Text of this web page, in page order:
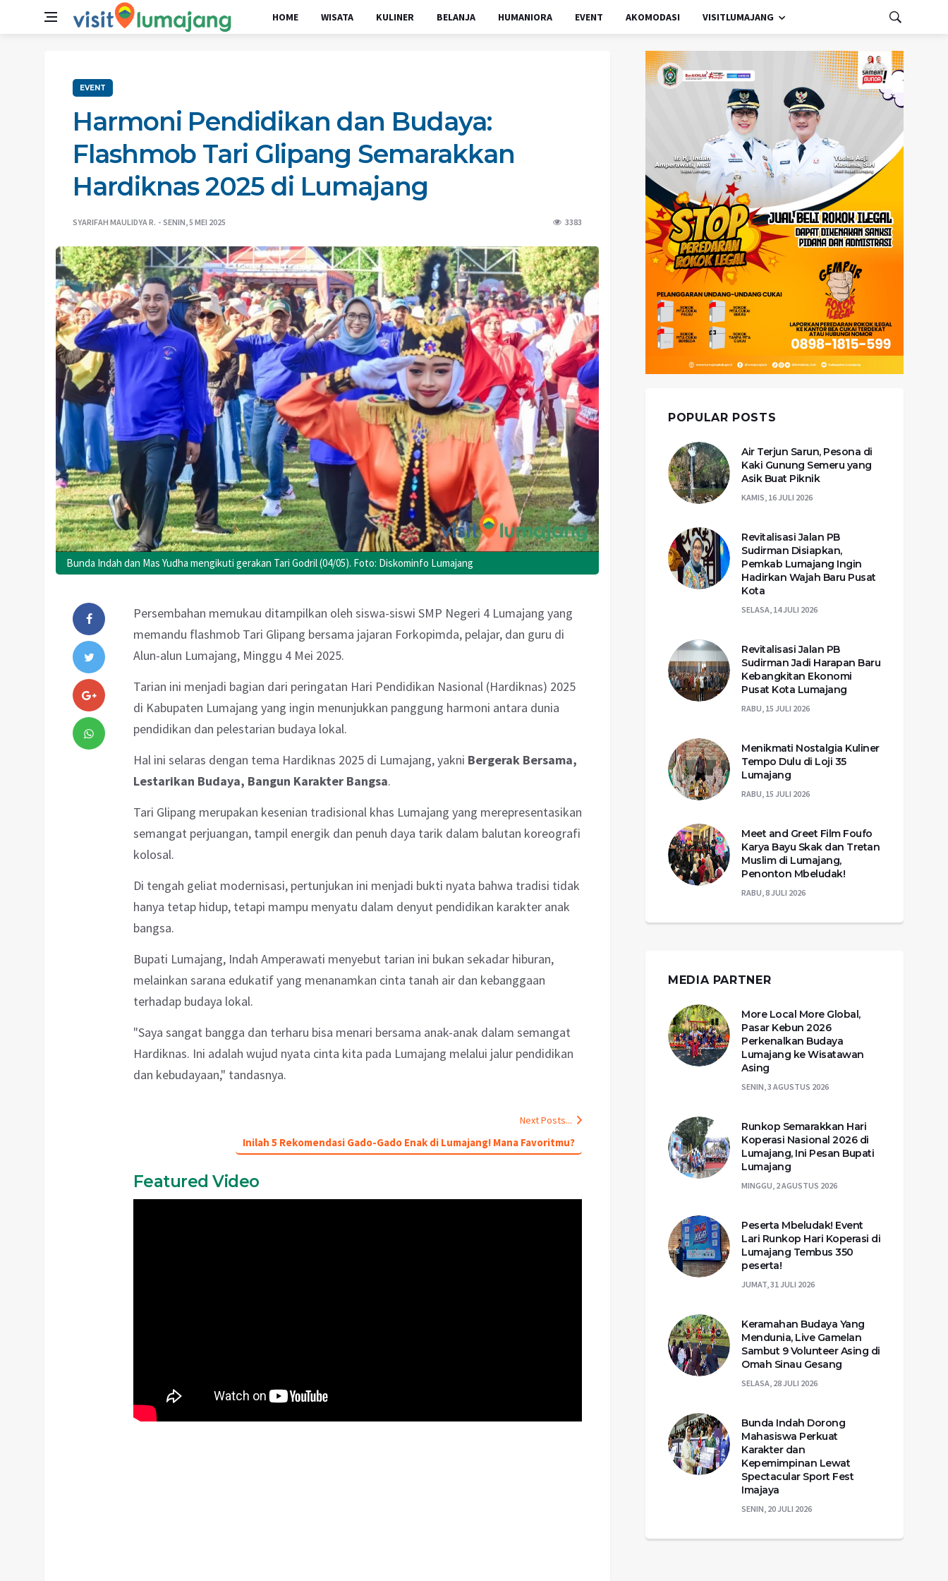
HOME WISATA KULINER BELANJA HUMANIORA EVENT AKOMODASI VISITLUMAJANG
EVENT
Harmoni Pendidikan dan Budaya:
Flashmob Tari Glipang Semarakkan
Hardiknas 2025 di Lumajang
SYARIFAH MAULIDYA R. SENIN, 5 MEI 2025 3383
Bunda Indah dan Mas Yudha mengikuti gerakan Tari Godril (04/05). Foto: Diskominfo Lumajang
Persembahan memukau ditampilkan oleh siswa-siswi SMP Negeri 4 Lumajang yang
memandu flashmob Tari Glipang bersama jajaran Forkopimda, pelajar, dan guru di
Alun-alun Lumajang, Minggu 4 Mei 2025.
Tarian ini menjadi bagian dari peringatan Hari Pendidikan Nasional (Hardiknas) 2025
di Kabupaten Lumajang yang ingin menunjukkan panggung harmoni antara dunia
pendidikan dan pelestarian budaya lokal.
Hal ini selaras dengan tema Hardiknas 2025 di Lumajang, yakni Bergerak Bersama,
Lestarikan Budaya, Bangun Karakter Bangsa.
Tari Glipang merupakan kesenian tradisional khas Lumajang yang merepresentasikan
semangat perjuangan, tampil energik dan penuh daya tarik dalam balutan koreografi
kolosal.
Di tengah geliat modernisasi, pertunjukan ini menjadi bukti nyata bahwa tradisi tidak
hanya tetap hidup, tetapi mampu menyatu dalam denyut pendidikan karakter anak
bangsa.
Bupati Lumajang, Indah Amperawati menyebut tarian ini bukan sekadar hiburan,
melainkan sarana edukatif yang menanamkan cinta tanah air dan kebanggaan
terhadap budaya lokal.
"Saya sangat bangga dan terharu bisa menari bersama anak-anak dalam semangat
Hardiknas. Ini adalah wujud nyata cinta kita pada Lumajang melalui jalur pendidikan
dan kebudayaan," tandasnya.
Next Posts...
Inilah 5 Rekomendasi Gado-Gado Enak di Lumajang! Mana Favoritmu?
Featured Video
POPULAR POSTS
Air Terjun Sarun, Pesona di
Kaki Gunung Semeru yang
Asik Buat Piknik
KAMIS, 16 JULI 2026
Revitalisasi Jalan PB
Sudirman Disiapkan,
Pemkab Lumajang Ingin
Hadirkan Wajah Baru Pusat
Kota
SELASA, 14 JULI 2026
Revitalisasi Jalan PB
Sudirman Jadi Harapan Baru
Kebangkitan Ekonomi
Pusat Kota Lumajang
RABU, 15 JULI 2026
Menikmati Nostalgia Kuliner
Tempo Dulu di Loji 35
Lumajang
RABU, 15 JULI 2026
Meet and Greet Film Foufo
Karya Bayu Skak dan Tretan
Muslim di Lumajang,
Penonton Mbeludak!
RABU, 8 JULI 2026
MEDIA PARTNER
More Local More Global,
Pasar Kebun 2026
Perkenalkan Budaya
Lumajang ke Wisatawan
Asing
SENIN, 3 AGUSTUS 2026
Runkop Semarakkan Hari
Koperasi Nasional 2026 di
Lumajang, Ini Pesan Bupati
Lumajang
MINGGU, 2 AGUSTUS 2026
Peserta Mbeludak! Event
Lari Runkop Hari Koperasi di
Lumajang Tembus 350
peserta!
JUMAT, 31 JULI 2026
Keramahan Budaya Yang
Mendunia, Live Gamelan
Sambut 9 Volunteer Asing di
Omah Sinau Gesang
SELASA, 28 JULI 2026
Bunda Indah Dorong
Mahasiswa Perkuat
Karakter dan
Kepemimpinan Lewat
Spectacular Sport Fest
Imajaya
SENIN, 20 JULI 2026